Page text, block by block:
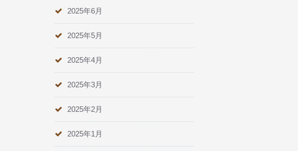
2025年6月
2025年5月
2025年4月
2025年3月
2025年2月
2025年1月